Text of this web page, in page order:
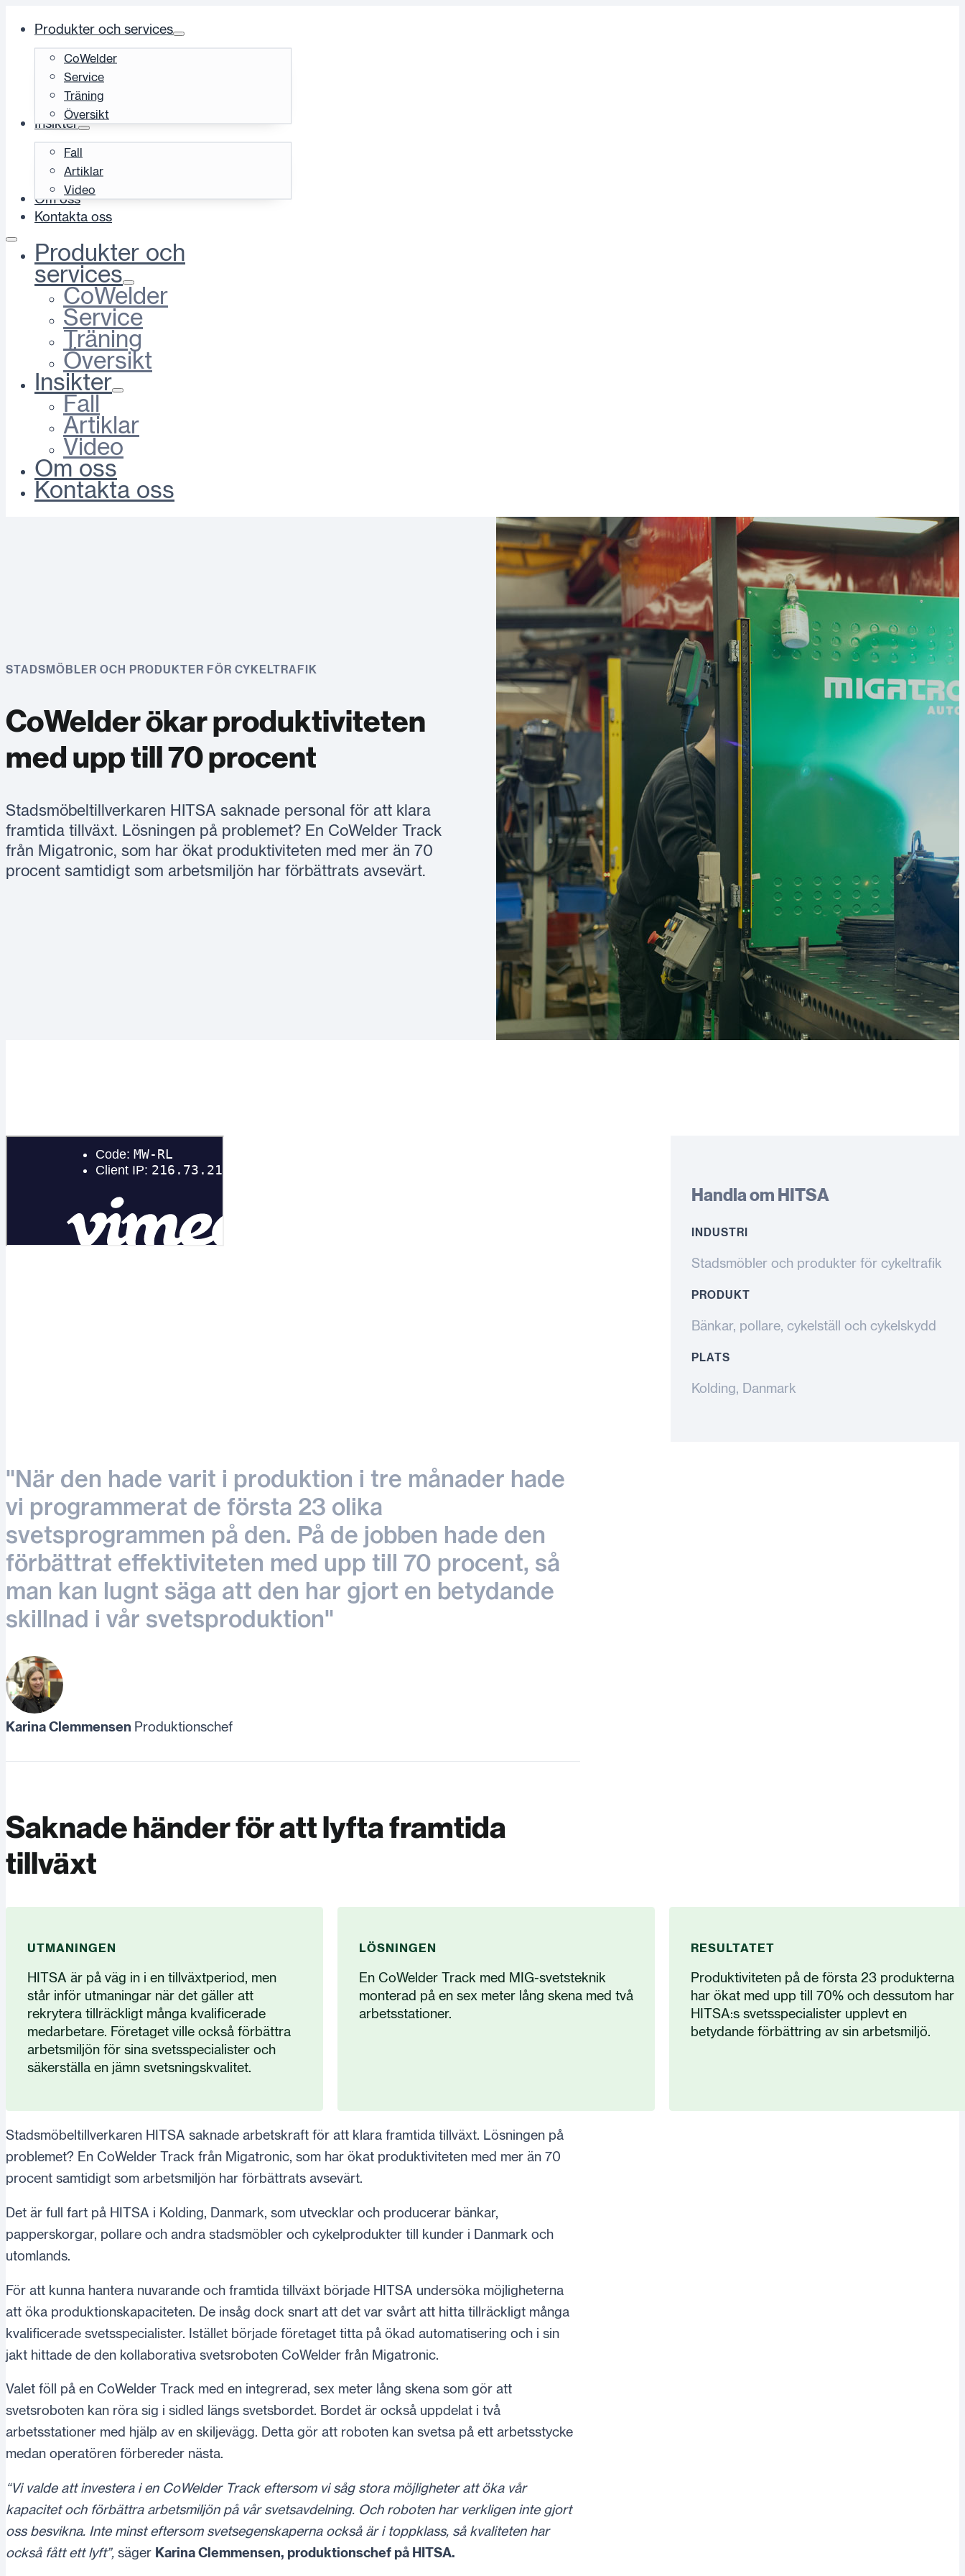
Produkter och services
CoWelder
Service
Träning
Översikt
Insikter
Fall
Artiklar
Video
Om oss
Kontakta oss
Produkter och
services
CoWelder
Service
Träning
Översikt
Insikter
Fall
Artiklar
Video
Om oss
Kontakta oss
STADSMÖBLER OCH PRODUKTER FÖR CYKELTRAFIK
CoWelder ökar produktiviteten
med upp till 70 procent
Stadsmöbeltillverkaren HITSA saknade personal för att klara
framtida tillväxt. Lösningen på problemet? En CoWelder Track
från Migatronic, som har ökat produktiviteten med mer än 70
procent samtidigt som arbetsmiljön har förbättrats avsevärt.
Handla om HITSA
INDUSTRI
Stadsmöbler och produkter för cykeltrafik
PRODUKT
Bänkar, pollare, cykelställ och cykelskydd
PLATS
Kolding, Danmark
"När den hade varit i produktion i tre månader hade
vi programmerat de första 23 olika
svetsprogrammen på den. På de jobben hade den
förbättrat effektiviteten med upp till 70 procent, så
man kan lugnt säga att den har gjort en betydande
skillnad i vår svetsproduktion"
Karina Clemmensen Produktionschef
Saknade händer för att lyfta framtida
tillväxt
UTMANINGEN
HITSA är på väg in i en tillväxtperiod, men
står inför utmaningar när det gäller att
rekrytera tillräckligt många kvalificerade
medarbetare. Företaget ville också förbättra
arbetsmiljön för sina svetsspecialister och
säkerställa en jämn svetsningskvalitet.
LÖSNINGEN
En CoWelder Track med MIG-svetsteknik
monterad på en sex meter lång skena med två
arbetsstationer.
RESULTATET
Produktiviteten på de första 23 produkterna
har ökat med upp till 70% och dessutom har
HITSA:s svetsspecialister upplevt en
betydande förbättring av sin arbetsmiljö.
Stadsmöbeltillverkaren HITSA saknade arbetskraft för att klara framtida tillväxt. Lösningen på
problemet? En CoWelder Track från Migatronic, som har ökat produktiviteten med mer än 70
procent samtidigt som arbetsmiljön har förbättrats avsevärt.
Det är full fart på HITSA i Kolding, Danmark, som utvecklar och producerar bänkar,
papperskorgar, pollare och andra stadsmöbler och cykelprodukter till kunder i Danmark och
utomlands.
För att kunna hantera nuvarande och framtida tillväxt började HITSA undersöka möjligheterna
att öka produktionskapaciteten. De insåg dock snart att det var svårt att hitta tillräckligt många
kvalificerade svetsspecialister. Istället började företaget titta på ökad automatisering och i sin
jakt hittade de den kollaborativa svetsroboten CoWelder från Migatronic.
Valet föll på en CoWelder Track med en integrerad, sex meter lång skena som gör att
svetsroboten kan röra sig i sidled längs svetsbordet. Bordet är också uppdelat i två
arbetsstationer med hjälp av en skiljevägg. Detta gör att roboten kan svetsa på ett arbetsstycke
medan operatören förbereder nästa.
“Vi valde att investera i en CoWelder Track eftersom vi såg stora möjligheter att öka vår
kapacitet och förbättra arbetsmiljön på vår svetsavdelning. Och roboten har verkligen inte gjort
oss besvikna. Inte minst eftersom svetsegenskaperna också är i toppklass, så kvaliteten har
också fått ett lyft”, säger Karina Clemmensen, produktionschef på HITSA.